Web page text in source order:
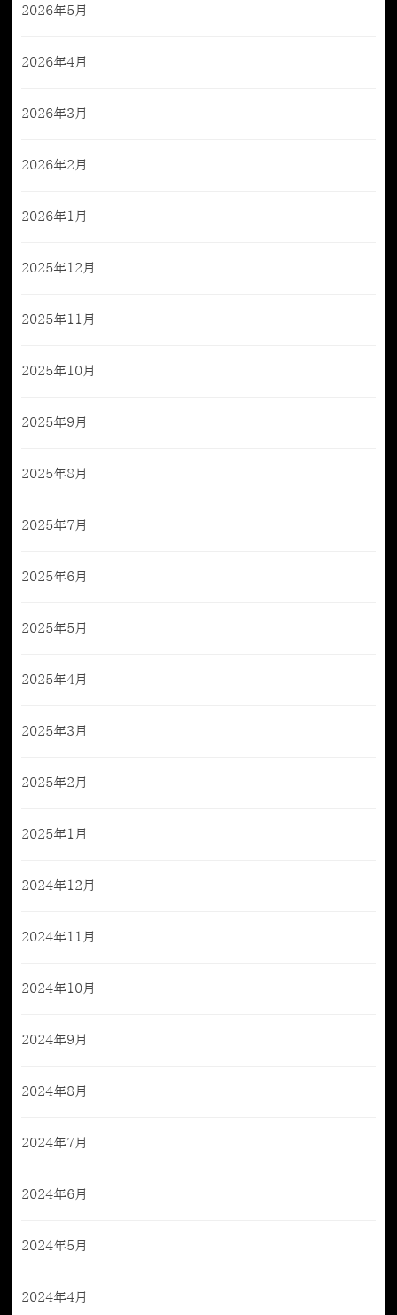
2026年5月
2026年4月
2026年3月
2026年2月
2026年1月
2025年12月
2025年11月
2025年10月
2025年9月
2025年8月
2025年7月
2025年6月
2025年5月
2025年4月
2025年3月
2025年2月
2025年1月
2024年12月
2024年11月
2024年10月
2024年9月
2024年8月
2024年7月
2024年6月
2024年5月
2024年4月